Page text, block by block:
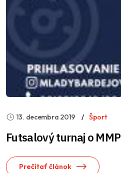
13. decembra 2019 Šport
Futsalový turnaj o MMP
Prečítať článok